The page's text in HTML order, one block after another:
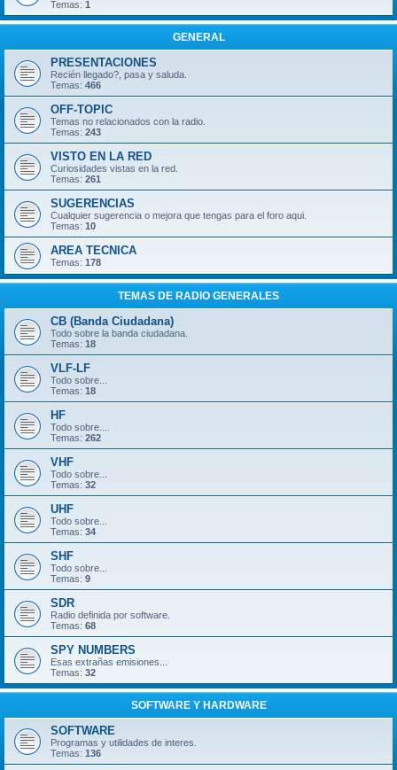
Temas: 1
GENERAL
PRESENTACIONES
Recién llegado?, pasa y saluda.
Temas: 466
OFF-TOPIC
Temas no relacionados con la radio.
Temas: 243
VISTO EN LA RED
Curiosidades vistas en la red.
Temas: 261
SUGERENCIAS
Cualquier sugerencia o mejora que tengas para el foro aqui.
Temas: 10
AREA TECNICA
Temas: 178
TEMAS DE RADIO GENERALES
CB (Banda Ciudadana)
Todo sobre la banda ciudadana.
Temas: 18
VLF-LF
Todo sobre...
Temas: 18
HF
Todo sobre....
Temas: 262
VHF
Todo sobre...
Temas: 32
UHF
Todo sobre...
Temas: 34
SHF
Todo sobre...
Temas: 9
SDR
Radio definida por software.
Temas: 68
SPY NUMBERS
Esas extrañas emisiones...
Temas: 32
SOFTWARE Y HARDWARE
SOFTWARE
Programas y utilidades de interes.
Temas: 136